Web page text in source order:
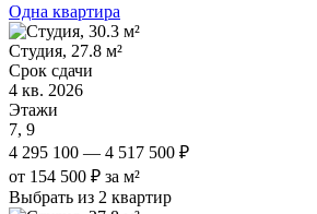
Одна квартира
Студия, 27.8 м²
Срок сдачи
4 кв. 2026
Этажи
7, 9
4 295 100 — 4 517 500 ₽
от 154 500 ₽ за м²
Выбрать из 2 квартир